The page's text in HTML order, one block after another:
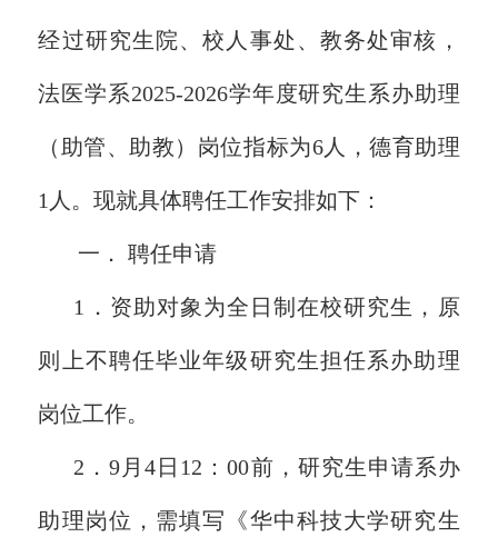
经过研究生院、校人事处、教务处审核，
法医学系2025-2026学年度研究生系办助理
（助管、助教）岗位指标为6人，德育助理
1人。现就具体聘任工作安排如下：
一． 聘任申请
1 ． 资助对象为全日制在校研究生，原
则上不聘任毕业年级研究生担任系办助理
岗位工作。
2．9月4日12：00前，研究生申请系办
助理岗位，需填写《华中科技大学研究生